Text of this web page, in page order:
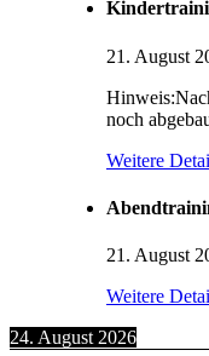
21. August
noch
Weitere
21. August
Weitere
24. August 2026